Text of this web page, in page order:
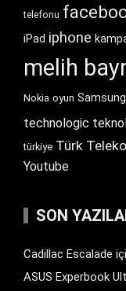
telefonu
iPad iphone
melih
Nokia oyun Samsung
technologic
türkiye Türk
Youtube
SON
Cadillac Escalade
ASUS Experbook